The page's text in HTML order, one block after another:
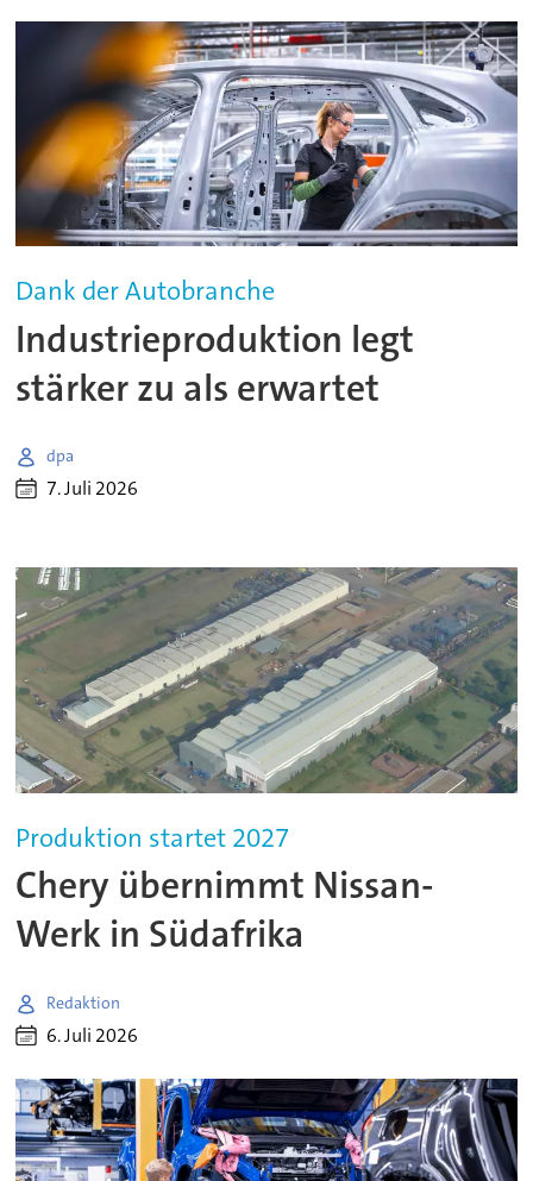
Dank der Autobranche
Industrieproduktion legt
stärker zu als erwartet
dpa
7. Juli 2026
Produktion startet 2027
Chery übernimmt Nissan-
Werk in Südafrika
Redaktion
6. Juli 2026